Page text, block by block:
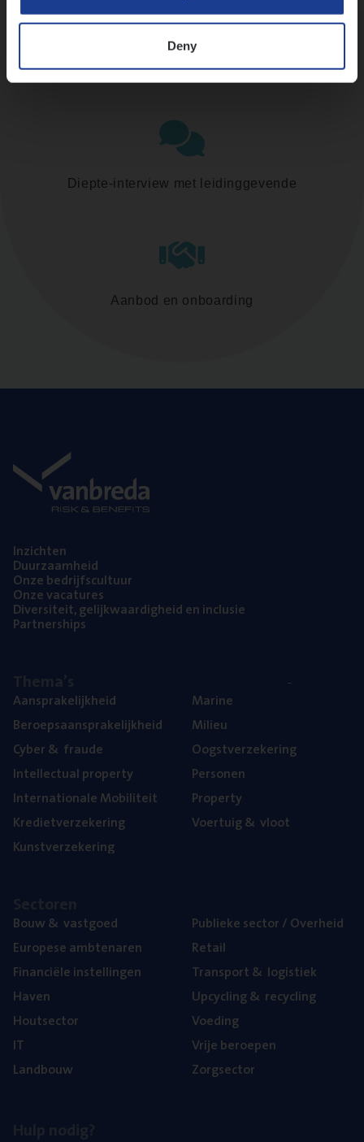
Deny
Assessment
Diepte-interview met leidinggevende
Aanbod en onboarding
Inzich­ten
Duur­zaam­heid
Onze bedrijfs­cul­tuur
Onze vaca­tu­res
Diver­si­teit, gelijk­waar­dig­heid en inclusie
Part­ner­ships
Aan­spra­ke­lijk­heid
Beroeps­aan­spra­ke­lijk­heid
Cyber& fraude
Intel­lec­tu­al property
Inter­na­ti­o­na­le Mobiliteit
Kre­diet­ver­ze­ke­ring
Kunst­ver­ze­ke­ring
Mari­ne
Mili­eu
Oogst­ver­ze­ke­ring
Per­so­nen
Pro­per­ty
Voer­tuig& vloot
Bouw& vastgoed
Euro­pe­se ambtenaren
Finan­ci­ë­le instellingen
Haven
Hout­sec­tor
IT
Land­bouw
Publie­ke sec­tor / Overheid
Retail
Trans­port& logistiek
Upcy­cling& recycling
Voe­ding
Vrije beroe­pen
Zorg­sec­tor